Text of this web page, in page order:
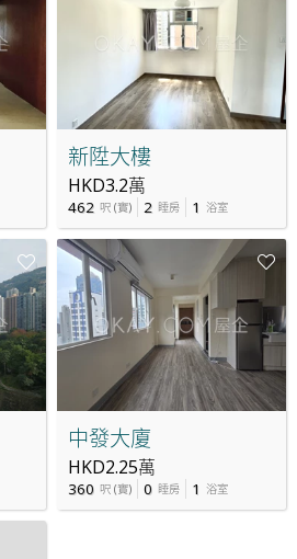
新陞大樓
HKD3.2萬
462 呎 (實) 2 睡房 1 浴室
中發大廈
HKD2.25萬
360 呎 (實) 0 睡房 1 浴室